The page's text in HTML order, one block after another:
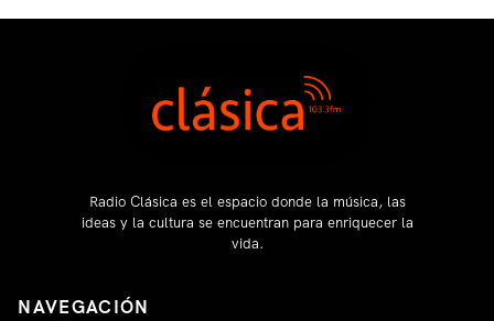
Radio Clásica es el espacio donde la música, las
ideas y la cultura se encuentran para enriquecer la
vida.
NAVEGACIÓN